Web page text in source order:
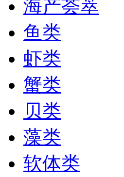
海产荟萃
鱼类
虾类
蟹类
贝类
藻类
软体类